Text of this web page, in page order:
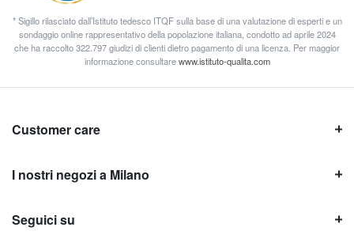
* Sigillo rilasciato dall’Istituto tedesco ITQF sulla base di una valutazione di esperti e un
sondaggio online rappresentativo della popolazione italiana, condotto ad aprile 2024
che ha raccolto 322.797 giudizi di clienti dietro pagamento di una licenza. Per maggior
informazione consultarewww.istituto-qualita.com
Customer care
I nostri negozi a Milano
Seguici su